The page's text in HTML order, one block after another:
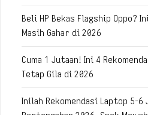
Beli HP Bekas Flagship Oppo?
Masih Gahar di 2026
Cuma 1 Jutaan! Ini 4
Tetap Gila di 2026
Inilah Rekomendasi Laptop 5-